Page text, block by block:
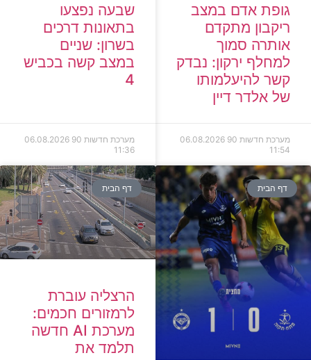
גופת אדם במצב
ריקבון מתקדם
אותרה סמוך
למחלף ירקון: נבדק
קשר להיעלמותו
של אלדר דיין
מערכת חדשות 90
06.08.2026
11:54
שבעה נפצעו
בתאונות דרכים
בשרון: שניים
במצב קשה בכביש
4
מערכת חדשות 90
06.08.2026
11:36
דף הבית דף הבית
הרצליה עוברת
לרמזורים חכמים:
מערכת AI חדשה
תלמד את